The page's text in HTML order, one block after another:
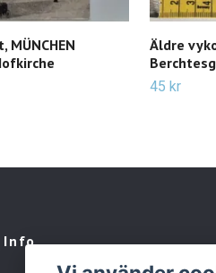
Äldre
45 kr
Info